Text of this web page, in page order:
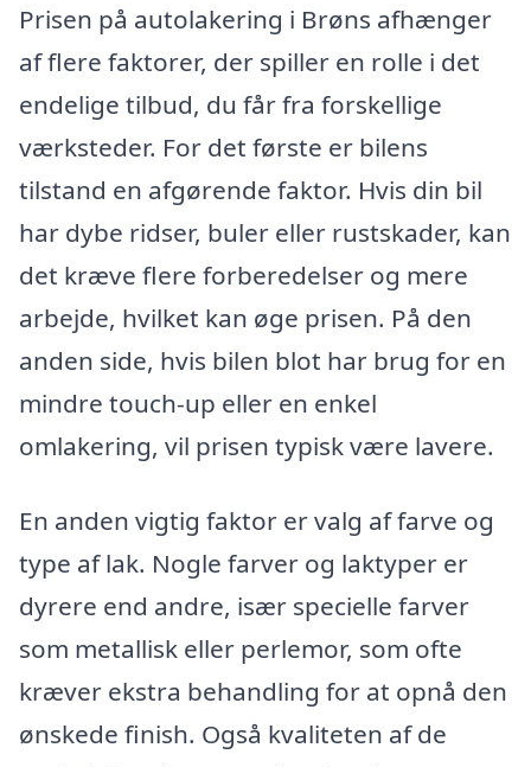
Prisen på autolakering i Brøns afhænger
af flere faktorer, der spiller en rolle i det
endelige tilbud, du får fra forskellige
værksteder. For det første er bilens
tilstand en afgørende faktor. Hvis din bil
har dybe ridser, buler eller rustskader, kan
det kræve flere forberedelser og mere
arbejde, hvilket kan øge prisen. På den
anden side, hvis bilen blot har brug for en
mindre touch-up eller en enkel
omlakering, vil prisen typisk være lavere.
En anden vigtig faktor er valg af farve og
type af lak. Nogle farver og laktyper er
dyrere end andre, især specielle farver
som metallisk eller perlemor, som ofte
kræver ekstra behandling for at opnå den
ønskede finish. Også kvaliteten af de